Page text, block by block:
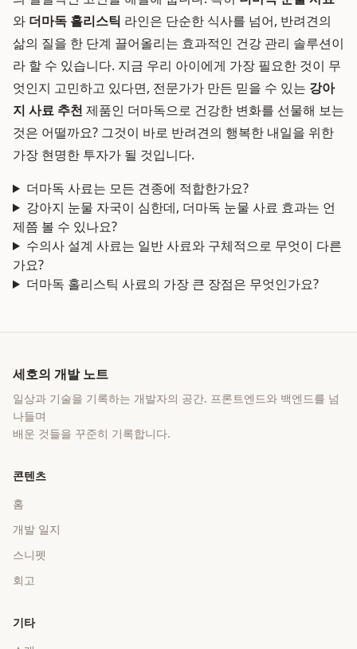
와 더마독 홀리스틱 라인은 단순한 식사를 넘어, 반려견의
삶의 질을 한 단계 끌어올리는 효과적인 건강 관리 솔루션이
라 할 수 있습니다. 지금 우리 아이에게 가장 필요한 것이 무
엇인지 고민하고 있다면, 전문가가 만든 믿을 수 있는 강아
지 사료 추천 제품인 더마독으로 건강한 변화를 선물해 보는
것은 어떨까요? 그것이 바로 반려견의 행복한 내일을 위한
가장 현명한 투자가 될 것입니다.
더마독 사료는 모든 견종에 적합한가요?
강아지 눈물 자국이 심한데, 더마독 눈물 사료 효과는 언
제쯤 볼 수 있나요?
수의사 설계 사료는 일반 사료와 구체적으로 무엇이 다른
가요?
더마독 홀리스틱 사료의 가장 큰 장점은 무엇인가요?
세호의 개발 노트
일상과 기술을 기록하는 개발자의 공간. 프론트엔드와 백엔드를 넘
나들며
배운 것들을 꾸준히 기록합니다.
콘텐츠
홈
개발 일지
스니펫
회고
기타